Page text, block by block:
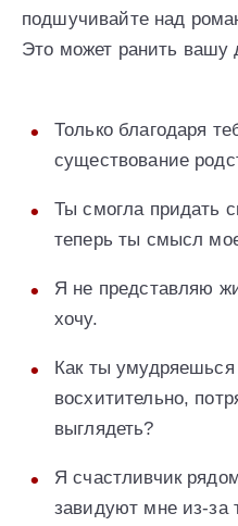
подшучивайте над
Это может ранить вашу
Только благодаря
существование
Ты смогла придать
теперь ты смысл
Я не представляю
хочу.
Как ты умудряешься
восхитительно,
выглядеть?
Я счастливчик
завидуют мне из-за